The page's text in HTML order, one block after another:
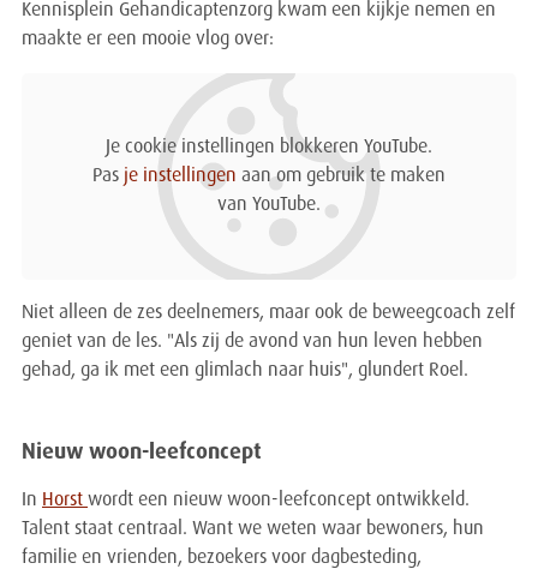
Kennisplein Gehandicaptenzorg kwam een kijkje nemen en
maakte er een mooie vlog over:
Je cookie instellingen blokkeren YouTube.
Pas je instellingen aan om gebruik te maken
van YouTube.
Niet alleen de zes deelnemers, maar ook de beweegcoach zelf
geniet van de les. "Als zij de avond van hun leven hebben
gehad, ga ik met een glimlach naar huis", glundert Roel.
Nieuw woon-leefconcept
In Horst wordt een nieuw woon-leefconcept ontwikkeld.
Talent staat centraal. Want we weten waar bewoners, hun
familie en vrienden, bezoekers voor dagbesteding,